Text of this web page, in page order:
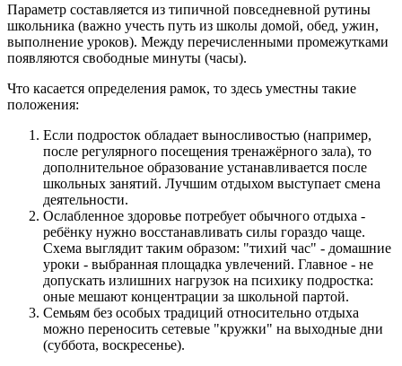
Параметр составляется из типичной повседневной рутины
школьника (важно учесть путь из школы домой, обед, ужин,
выполнение уроков). Между перечисленными промежутками
появляются свободные минуты (часы).
Что касается определения рамок, то здесь уместны такие
положения:
Если подросток обладает выносливостью (например,
после регулярного посещения тренажёрного зала), то
дополнительное образование устанавливается после
школьных занятий. Лучшим отдыхом выступает смена
деятельности.
Ослабленное здоровье потребует обычного отдыха -
ребёнку нужно восстанавливать силы гораздо чаще.
Схема выглядит таким образом: "тихий час" - домашние
уроки - выбранная площадка увлечений. Главное - не
допускать излишних нагрузок на психику подростка:
оные мешают концентрации за школьной партой.
Семьям без особых традиций относительно отдыха
можно переносить сетевые "кружки" на выходные дни
(суббота, воскресенье).